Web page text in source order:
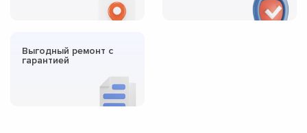
Выгодный ремонт с
гарантией